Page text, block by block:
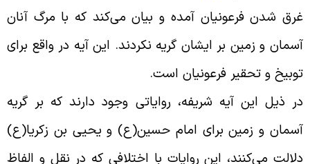
شدن فرعونیان آمده و بیان می‌کند که با مرگ آنان
و زمین بر ایشان گریه نکردند. این آیه در واقع برای
و تحقیر فرعونیان است.
ذیل این آیه شریفه، روایاتی وجود دارند که بر گریه
و زمین برای امام حسین(ع) و یحیی بن زکریا(ع)
می‌کنند، این روایات با اختلافی که در نقل و الفاظ